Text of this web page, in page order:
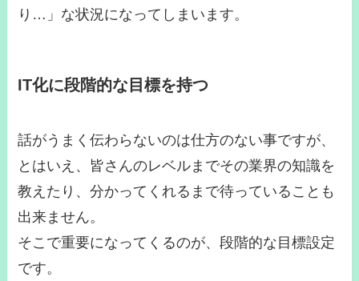
り…」な状況になってしまいます。
IT化に段階的な目標を持つ
話がうまく伝わらないのは仕方のない事ですが、
とはいえ、皆さんのレベルまでその業界の知識を
教えたり、分かってくれるまで待っていることも
出来ません。
そこで重要になってくるのが、段階的な目標設定
です。